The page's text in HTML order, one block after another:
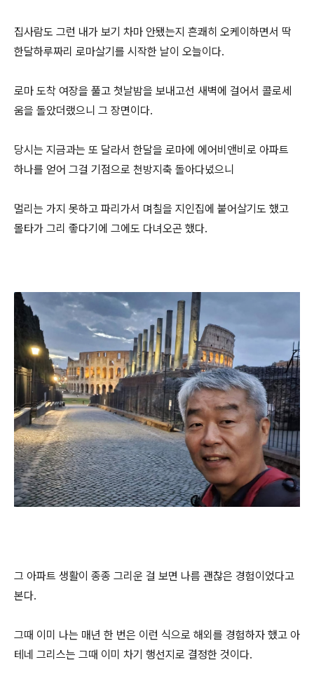
집사람도 그런 내가 보기 차마 안됐는지 흔쾌히 오케이하면서 딱
한달하루짜리 로마살기를 시작한 날이 오늘이다.
로마 도착 여장을 풀고 첫날밤을 보내고선 새벽에 걸어서 콜로세
움을 돌았더랬으니 그 장면이다.
당시는 지금과는 또 달라서 한달을 로마에 에어비앤비로 아파트
하나를 얻어 그걸 기점으로 천방지축 돌아다녔으니
멀리는 가지 못하고 파리가서 며칠을 지인집에 붙어살기도 했고
몰타가 그리 좋다기에 그에도 다녀오곤 했다.
그 아파트 생활이 종종 그리운 걸 보면 나름 괜찮은 경험이었다고
본다.
그때 이미 나는 매년 한 번은 이런 식으로 해외를 경험하자 했고 아
테네 그리스는 그때 이미 차기 행선지로 결정한 것이다.